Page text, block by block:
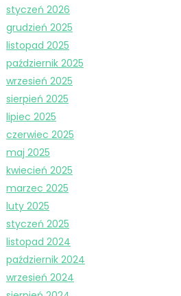
styczeń 2026
grudzień 2025
listopad 2025
październik 2025
wrzesień 2025
sierpień 2025
lipiec 2025
czerwiec 2025
maj 2025
kwiecień 2025
marzec 2025
luty 2025
styczeń 2025
listopad 2024
październik 2024
wrzesień 2024